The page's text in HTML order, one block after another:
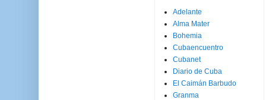
Adelante
Alma Mater
Bohemia
Cubaencuentro
Cubanet
Diario de Cuba
El Caimán Barbudo
Granma